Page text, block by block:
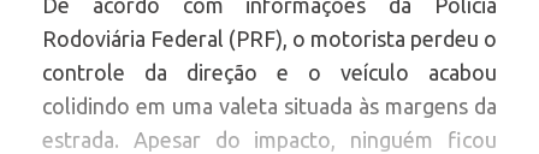
De acordo com informações da Polícia
Rodoviária Federal (PRF), o motorista perdeu o
controle da direção e o veículo acabou
colidindo em uma valeta situada às margens da
estrada. Apesar do impacto, ninguém ficou